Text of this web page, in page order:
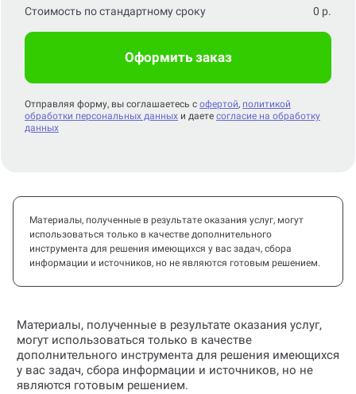
Стоимость по стандартному сроку 0 р.
Оформить заказ
Отправляя форму, вы соглашаетесь с офертой, политикой
обработки персональных данных и даете согласие на обработку
данных
Материалы, полученные в результате оказания услуг, могут
использоваться только в качестве дополнительного
инструмента для решения имеющихся у вас задач, сбора
информации и источников, но не являются готовым решением.
Материалы, полученные в результате оказания услуг,
могут использоваться только в качестве
дополнительного инструмента для решения имеющихся
у вас задач, сбора информации и источников, но не
являются готовым решением.